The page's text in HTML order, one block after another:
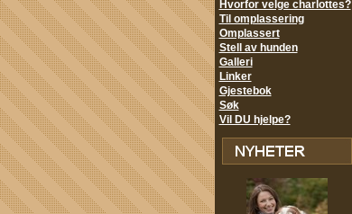
Hvorfor velge charlottes?
Til omplassering
Omplassert
Stell av hunden
Galleri
Linker
Gjestebok
Søk
Vil DU hjelpe?